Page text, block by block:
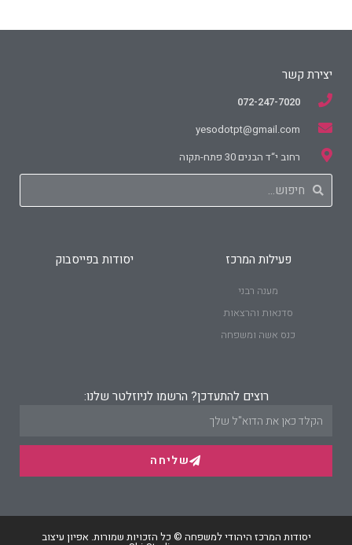
יצירת קשר
072-247-7020
yesodotpt@gmail.com
רחוב י“ד הבנים 30 פתח-תקוה
פעילות המרכז
מענה רבני
סדנאות והרצאות
כנס אשה ומשפחה
יסודות בפייסבוק
רוצים להתעדכן? הרשמו לניוזלטר שלנו:
שליחה
יסודות המרכז היהודי למשפחה © כל הזכויות שמורות. אפיון עיצוב